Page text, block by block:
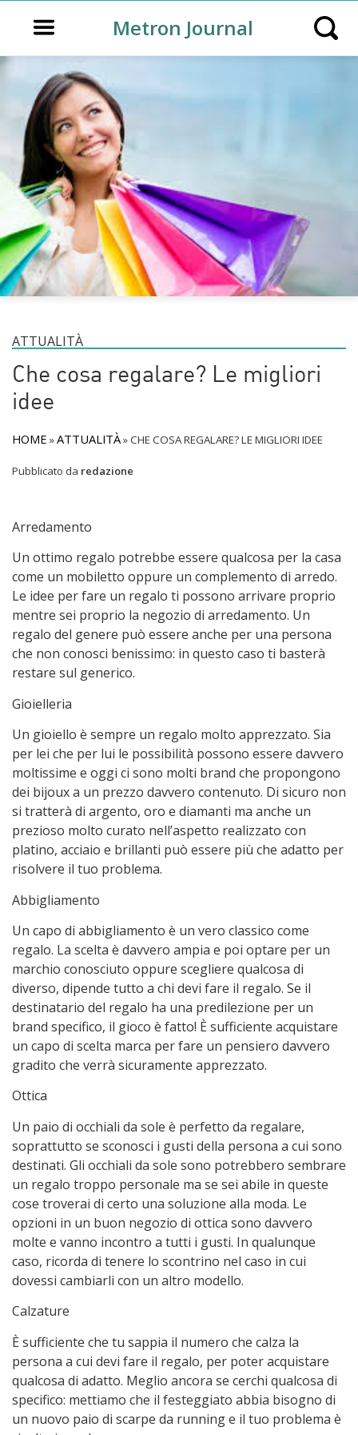
Open main menuMetron Journal Open
ATTUALITÀ
Che cosa regalare? Le migliori
idee
HOME »ATTUALITÀ»CHE COSA REGALARE? LE MIGLIORI IDEE
Pubblicato da redazione
Arredamento
Un ottimo regalo potrebbe essere qualcosa per la casa
come un mobiletto oppure un complemento di arredo.
Le idee per fare un regalo ti possono arrivare proprio
mentre sei proprio la negozio di arredamento. Un
regalo del genere può essere anche per una persona
che non conosci benissimo: in questo caso ti basterà
restare sul generico.
Gioielleria
Un gioiello è sempre un regalo molto apprezzato. Sia
per lei che per lui le possibilità possono essere davvero
moltissime e oggi ci sono molti brand che propongono
dei bijoux a un prezzo davvero contenuto. Di sicuro non
si tratterà di argento, oro e diamanti ma anche un
prezioso molto curato nell’aspetto realizzato con
platino, acciaio e brillanti può essere più che adatto per
risolvere il tuo problema.
Abbigliamento
Un capo di abbigliamento è un vero classico come
regalo. La scelta è davvero ampia e poi optare per un
marchio conosciuto oppure scegliere qualcosa di
diverso, dipende tutto a chi devi fare il regalo. Se il
destinatario del regalo ha una predilezione per un
brand specifico, il gioco è fatto! È sufficiente acquistare
un capo di scelta marca per fare un pensiero davvero
gradito che verrà sicuramente apprezzato.
Ottica
Un paio di occhiali da sole è perfetto da regalare,
soprattutto se sconosci i gusti della persona a cui sono
destinati. Gli occhiali da sole sono potrebbero sembrare
un regalo troppo personale ma se sei abile in queste
cose troverai di certo una soluzione alla moda. Le
opzioni in un buon negozio di ottica sono davvero
molte e vanno incontro a tutti i gusti. In qualunque
caso, ricorda di tenere lo scontrino nel caso in cui
dovessi cambiarli con un altro modello.
Calzature
È sufficiente che tu sappia il numero che calza la
persona a cui devi fare il regalo, per poter acquistare
qualcosa di adatto. Meglio ancora se cerchi qualcosa di
specifico: mettiamo che il festeggiato abbia bisogno di
un nuovo paio di scarpe da running e il tuo problema è